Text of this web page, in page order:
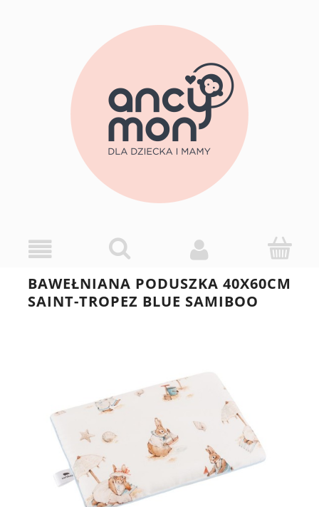
BAWEŁNIANA PODUSZKA 40X60CM
SAINT-TROPEZ BLUE SAMIBOO